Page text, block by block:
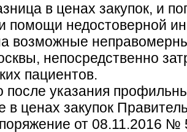
в ценах закупок, и
помощи недостоверной
возможные
непосредственно
пациентов.
после указания
в ценах закупок
от 08.11.2016